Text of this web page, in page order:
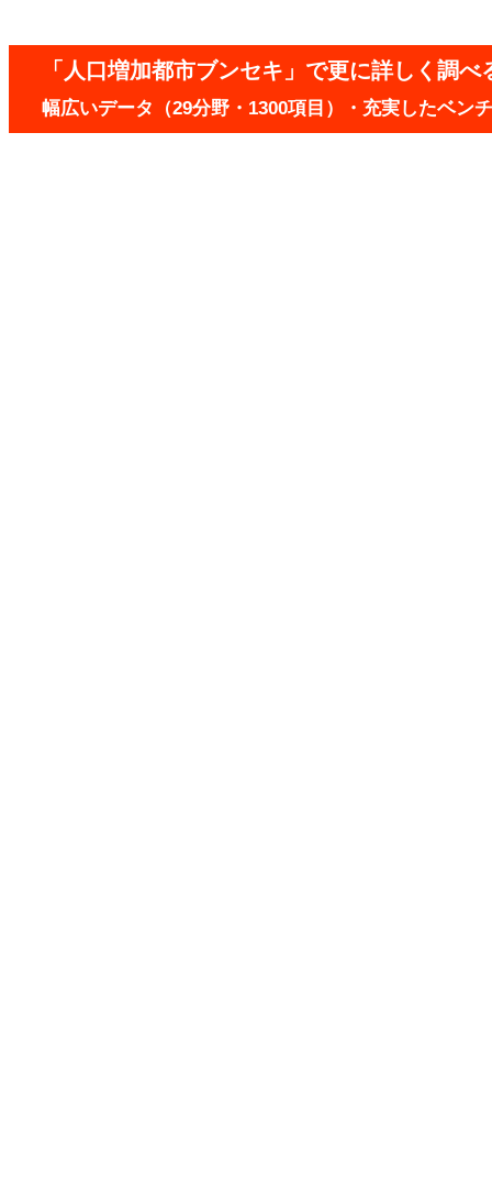
「人口増加都市ブンセキ」で更に詳しく調べ
幅広いデータ（29分野・1300項目）・充実したベン